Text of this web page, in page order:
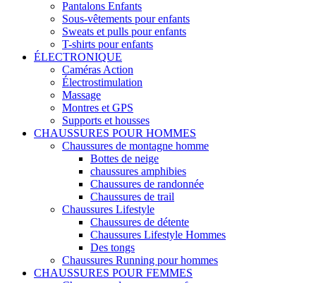
Pantalons Enfants
Sous-vêtements pour enfants
Sweats et pulls pour enfants
T-shirts pour enfants
ÉLECTRONIQUE
Caméras Action
Électrostimulation
Massage
Montres et GPS
Supports et housses
CHAUSSURES POUR HOMMES
Chaussures de montagne homme
Bottes de neige
chaussures amphibies
Chaussures de randonnée
Chaussures de trail
Chaussures Lifestyle
Chaussures de détente
Chaussures Lifestyle Hommes
Des tongs
Chaussures Running pour hommes
CHAUSSURES POUR FEMMES